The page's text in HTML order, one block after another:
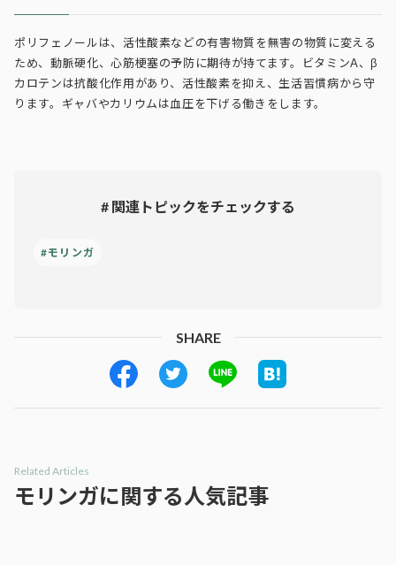
ポリフェノールは、活性酸素などの有害物質を無害の物質に変える
ため、動脈硬化、心筋梗塞の予防に期待が持てます。ビタミンA、β
カロテンは抗酸化作用があり、活性酸素を抑え、生活習慣病から守
ります。ギャバやカリウムは血圧を下げる働きをします。
# 関連トピックをチェックする
#モリンガ
SHARE
Related Articles
モリンガに関する人気記事